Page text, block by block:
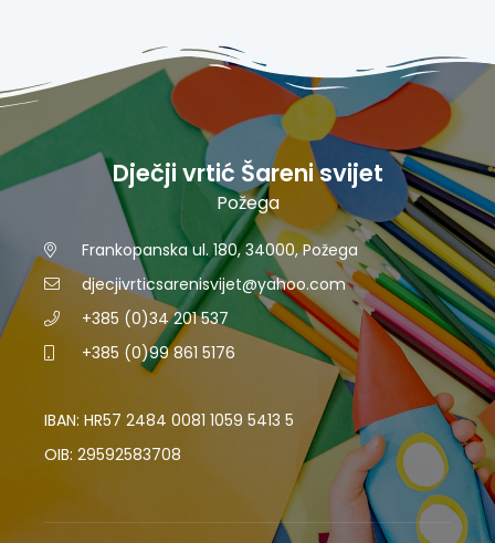
Dječji vrtić Šareni svijet
Požega
Frankopanska ul. 180, 34000, Požega
djecjivrticsarenisvijet@yahoo.com
+385 (0)34 201 537
+385 (0)99 861 5176
IBAN: HR57 2484 0081 1059 5413 5
OIB: 29592583708